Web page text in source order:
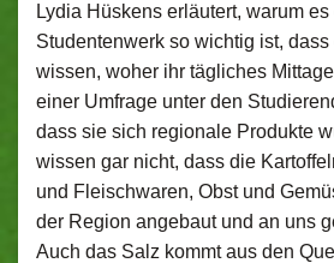
Lydia Hüskens erläutert, warum es
Studentenwerk so wichtig ist,
wissen, woher ihr tägliches
einer Umfrage unter den
dass sie sich regionale Produkte
wissen gar nicht, dass die
und Fleischwaren, Obst und
der Region angebaut und an uns
Auch das Salz kommt aus den